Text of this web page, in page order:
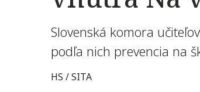
Slovenská komora
podľa nich prevencia na
HS / SITA